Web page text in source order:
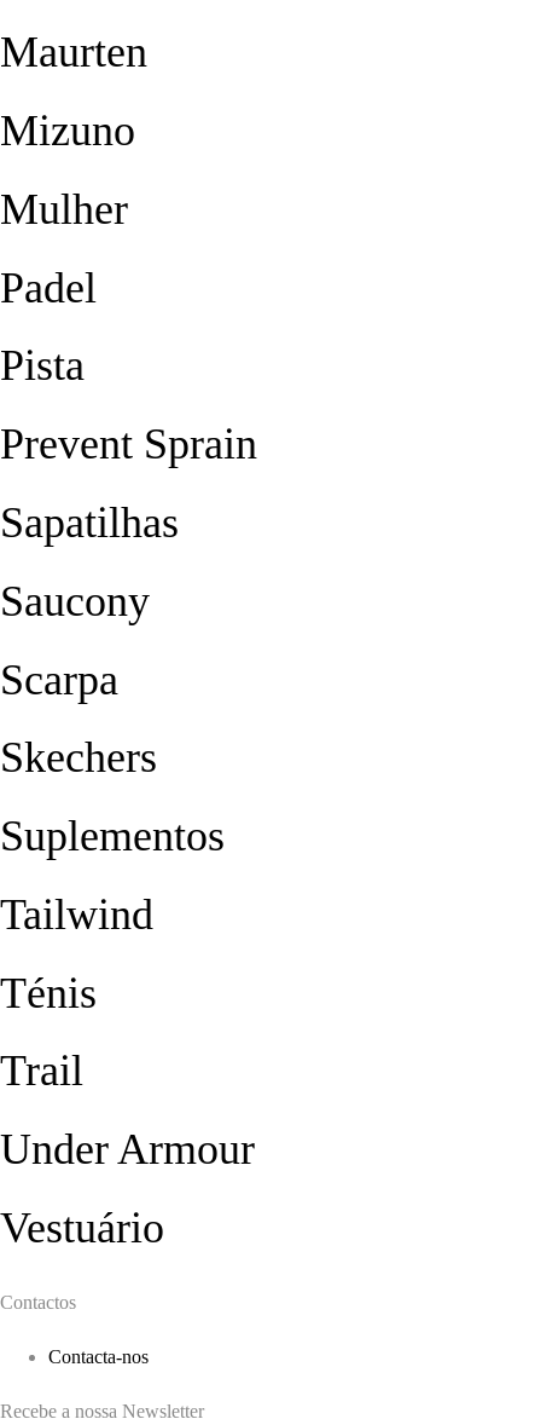
Maurten
Mizuno
Mulher
Padel
Pista
Prevent Sprain
Sapatilhas
Saucony
Scarpa
Skechers
Suplementos
Tailwind
Ténis
Trail
Under Armour
Vestuário
Contactos
Contacta-nos
Recebe a nossa Newsletter